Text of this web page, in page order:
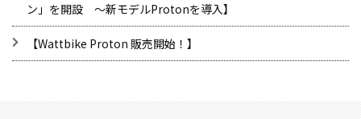
ン」を開設 ～新モデルProtonを導入】
​【Wattbike Proton 販売開始！】